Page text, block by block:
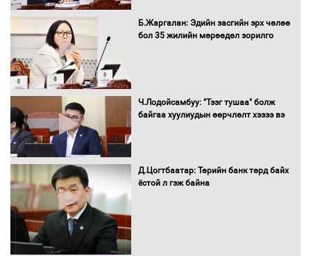
төлөвлөгөө”-гөө танилцуулна
худалдан авах журмыг баталлаа
Бүх шатанд хэмнэлтийн горимд
Б.Жаргалан: Эдийн засгийн эрх чөлөө
бол 35 жилийн мөрөөдөл зорилго
Ч.Лодойсамбуу: "Тээг тушаа" болж
байгаа хуулиудын өөрчлөлт хэзээ вэ
Д.Цогтбаатар: Төрийн банк төрд байх
ёстой л гэж байна